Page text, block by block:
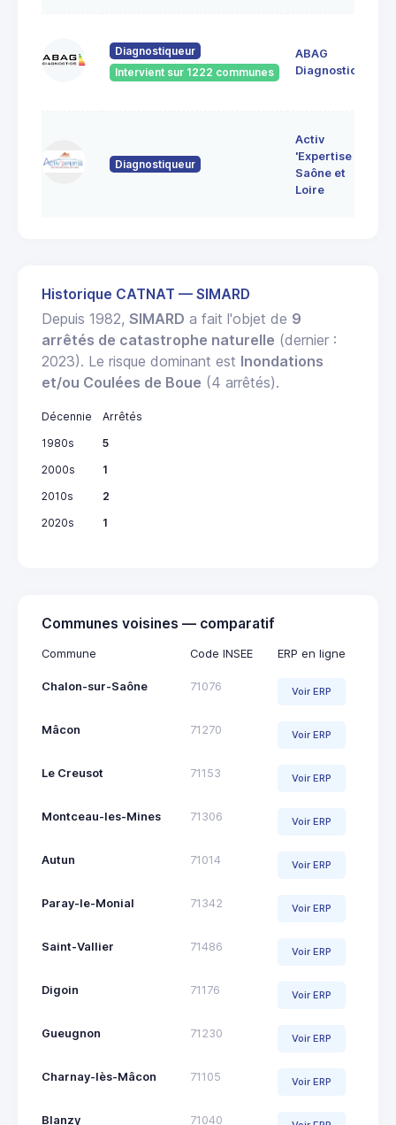
Diagnostiqueur
Intervient sur 1222 communes
ABAG
Diagnostics
Diagnostiqueur
Activ
'Expertise
Saône et
Loire
Historique CATNAT — SIMARD
Depuis 1982, SIMARD a fait l'objet de 9
arrêtés de catastrophe naturelle (dernier :
2023). Le risque dominant est Inondations
et/ou Coulées de Boue (4 arrêtés).
Décennie
Arrêtés
1980s
5
2000s
1
2010s
2
2020s
1
Communes voisines — comparatif
Commune Code INSEE ERP en ligne
Chalon-sur-Saône 71076 Voir ERP
Mâcon 71270 Voir ERP
Le Creusot 71153 Voir ERP
Montceau-les-Mines 71306 Voir ERP
Autun 71014 Voir ERP
Paray-le-Monial 71342 Voir ERP
Saint-Vallier 71486 Voir ERP
Digoin 71176 Voir ERP
Gueugnon 71230 Voir ERP
Charnay-lès-Mâcon 71105 Voir ERP
Blanzy 71040